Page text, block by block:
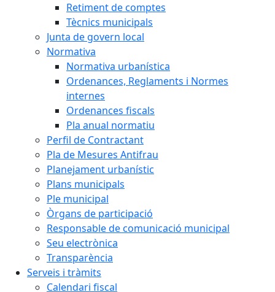
Retiment de comptes
Tècnics municipals
Junta de govern local
Normativa
Normativa urbanística
Ordenances, Reglaments i Normes
internes
Ordenances fiscals
Pla anual normatiu
Perfil de Contractant
Pla de Mesures Antifrau
Planejament urbanístic
Plans municipals
Ple municipal
Òrgans de participació
Responsable de comunicació municipal
Seu electrònica
Transparència
Serveis i tràmits
Calendari fiscal